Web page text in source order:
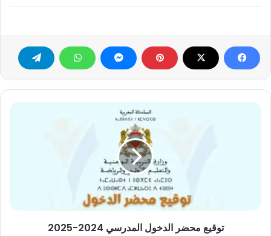
توقيع
توقيع محضر الدخول المدرسي 2024-2025